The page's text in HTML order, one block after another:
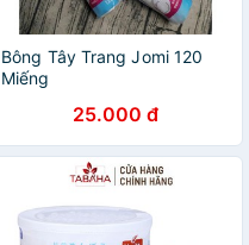
Bông Tây Trang Jomi 120
Miếng
25.000 đ